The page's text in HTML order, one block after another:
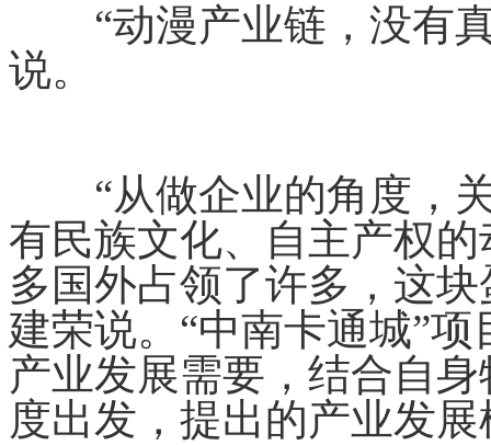
“动漫产业链，没有真
说。
“从做企业的角度，关
有民族文化、自主产权
多国外占领了许多，这
建荣说。“中南卡通城”
产业发展需要，结合自
度出发，提出的产业发